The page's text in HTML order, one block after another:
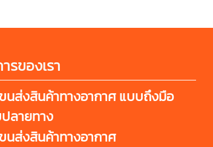
รของเรา
นส่งสินค้าทางอากาศ แบบถึงมือ
ลายทาง
นส่งสินค้าทางอากาศ